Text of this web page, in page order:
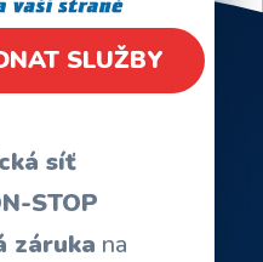
SLUŽBY
síť
STOP
záruka na